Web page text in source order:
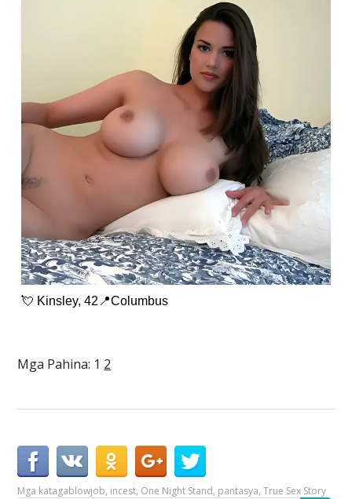
💘 Kinsley, 42📍Columbus
Mga Pahina: 1 2
Mga katagablowjob, incest, One Night Stand, pantasya,True Sex Story